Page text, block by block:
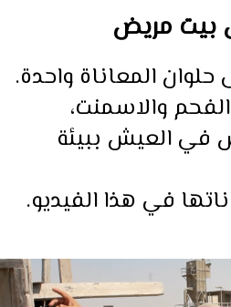
مريض
المعاناة واحدة.
والاسمنت،
في العيش ببيئة
في هذا الفيديو.